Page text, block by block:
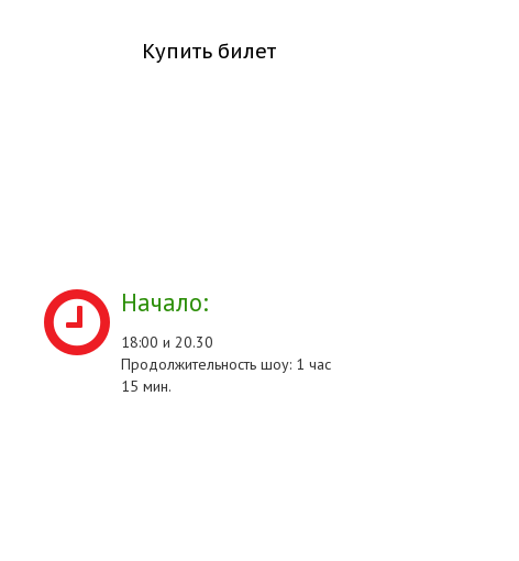
Купить билет
Начало:
18:00 и 20.30
Продолжительность шоу: 1 час
15 мин.